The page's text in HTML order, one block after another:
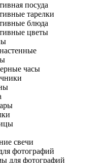
посуда
тарелки
блюда
цветы
часы
свечи
фотографий
для фотографий